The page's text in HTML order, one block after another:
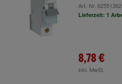
Art.-Nr. 62551362
Lieferzeit: 1
8,78 €
inkl. MwSt.